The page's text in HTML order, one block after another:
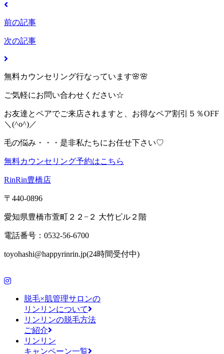
前の記事
次の記事
無料カウンセリング行なっています🌸🌸
ご気軽にお問い合わせください☆
お友達とペアでご来店されますと、お得なペア割引５％OFF
＼(^o^)／
毛の悩み・・・是非私たちにお任せ下さい♡
無料カウンセリング予約はこちら
RinRin豊橋店
〒440-0896
愛知県豊橋市萱町２２−２ 大竹ビル２階
電話番号：0532-56-6700
toyohashi@happyrinrin.jp(24時間受付中)
脱毛×肌管理サロンの
リンリンについて
リンリンの脱毛方法
ご紹介
リンリン
キャンペーン一覧